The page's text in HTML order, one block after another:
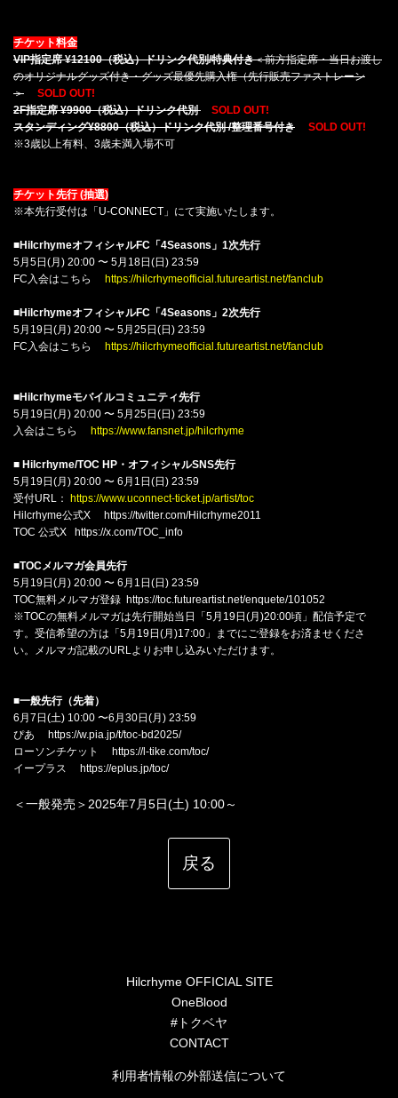
チケット料金
VIP指定席 ¥12100（税込）ドリンク代別/特典付き＜前方指定席・当日お渡し
のオリジナルグッズ付き・グッズ最優先購入権（先行販売ファストレーン
＞
SOLD OUT!
2F指定席 ¥9900（税込）ドリンク代別
SOLD OUT!
スタンディング¥8800（税込）ドリンク代別 /整理番号付き
SOLD OUT!
※3歳以上有料、3歳未満入場不可
チケット先行 (抽選)
※本先行受付は「U-CONNECT」にて実施いたします。
■HilcrhymeオフィシャルFC「4Seasons」1次先行
5月5日(月) 20:00 〜 5月18日(日) 23:59
FC入会はこちら
https://hilcrhymeofficial.futureartist.net/fanclub
■HilcrhymeオフィシャルFC「4Seasons」2次先行
5月19日(月) 20:00 〜 5月25日(日) 23:59
FC入会はこちら
https://hilcrhymeofficial.futureartist.net/fanclub
■Hilcrhymeモバイルコミュニティ先行
5月19日(月) 20:00 〜 5月25日(日) 23:59
入会はこちら
https://www.fansnet.jp/hilcrhyme
■ Hilcrhyme/TOC HP・オフィシャルSNS先行
5月19日(月) 20:00 〜 6月1日(日) 23:59
受付URL： https://www.uconnect-ticket.jp/artist/toc
Hilcrhyme公式X
https://twitter.com/Hilcrhyme2011
TOC 公式X
https://x.com/TOC_info
■TOCメルマガ会員先行
5月19日(月) 20:00 〜 6月1日(日) 23:59
TOC無料メルマガ登録 https://toc.futureartist.net/enquete/101052
※TOCの無料メルマガは先行開始当日「5月19日(月)20:00頃」配信予定で
す。受信希望の方は「5月19日(月)17:00」までにご登録をお済ませくださ
い。メルマガ記載のURLよりお申し込みいただけます。
■一般先行（先着）
6月7日(土) 10:00 〜6月30日(月) 23:59
ぴあ
https://w.pia.jp/t/toc-bd2025/
ローソンチケット
https://l-tike.com/toc/
イープラス
https://eplus.jp/toc/
＜一般発売＞2025年7月5日(土) 10:00～
戻る
Hilcrhyme OFFICIAL SITE
OneBlood
#トクベヤ
CONTACT
利用者情報の外部送信について